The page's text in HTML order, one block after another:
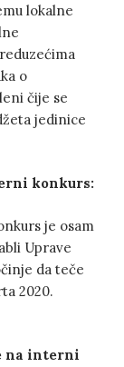
lokalne
o
čije se
jedinice
konkurs:
je osam
Uprave
da teče
2020.
na interni